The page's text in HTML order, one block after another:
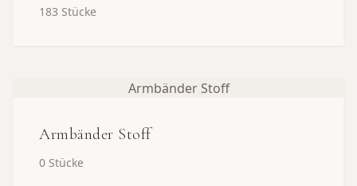
183 Stücke
Armbänder Stoff
Armbänder Stoff
0 Stücke